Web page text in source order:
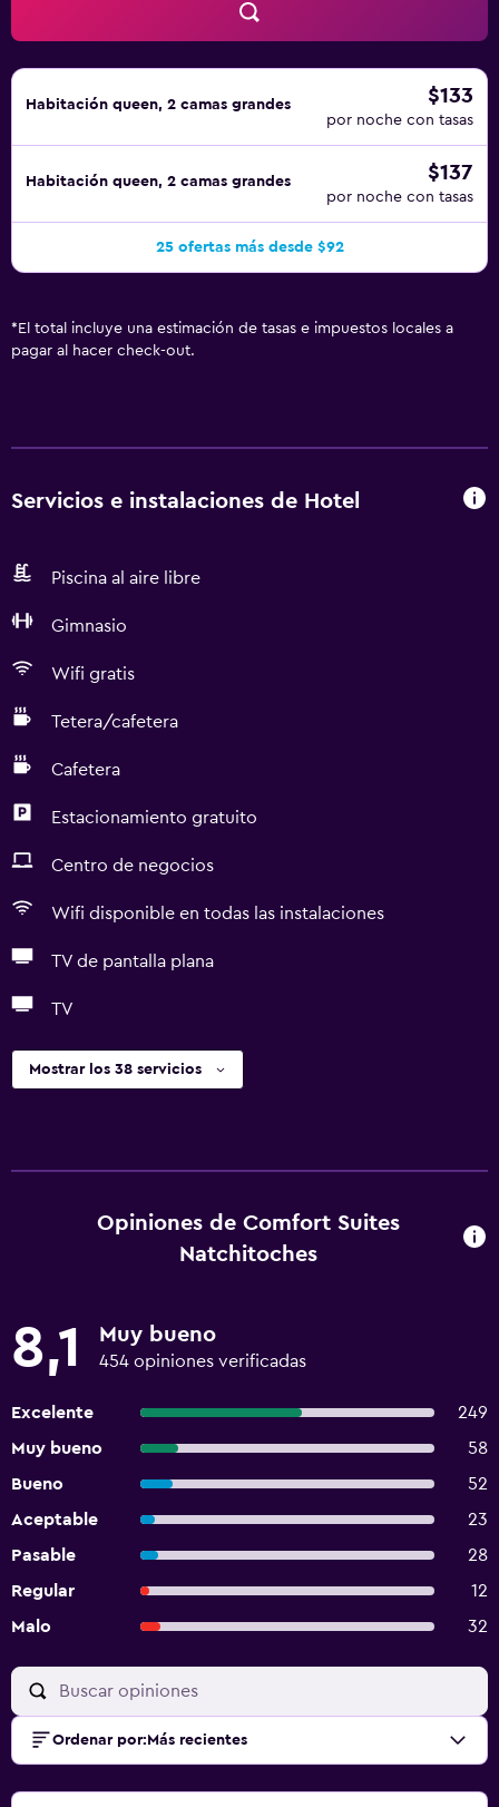
Habitación queen, 2 camas grandes $133
por noche con tasas
Habitación queen, 2 camas grandes $137
por noche con tasas
25 ofertas más desde $92
* El total incluye una estimación de tasas e impuestos locales a
pagar al hacer check-out.
Servicios e instalaciones de Hotel
Piscina al aire libre
Gimnasio
Wifi gratis
Tetera/cafetera
Cafetera
Estacionamiento gratuito
Centro de negocios
Wifi disponible en todas las instalaciones
TV de pantalla plana
TV
Mostrar los 38 servicios
Opiniones de Comfort Suites
Natchitoches
8,1 Muy bueno
454 opiniones verificadas
Excelente
249
Muy bueno
58
Bueno
52
Aceptable
23
Pasable
28
Regular
12
Malo
32
Ordenar por: Más recientes